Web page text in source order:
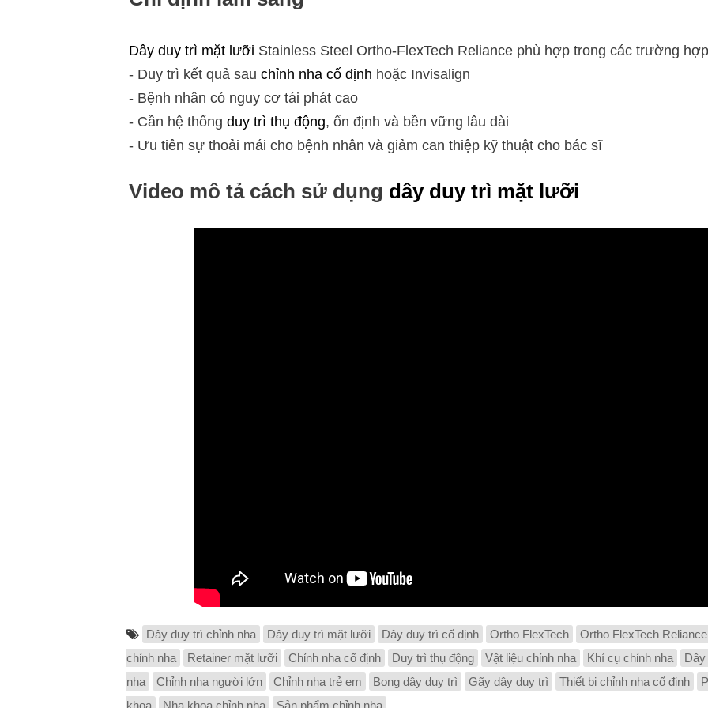
Dây duy trì mặt lưỡi Stainless Steel Ortho-FlexTech Reliance phù hợp trong các trường
- Duy trì kết quả sau chỉnh nha cố định hoặc Invisalign
- Bệnh nhân có nguy cơ tái phát cao
- Cần hệ thống duy trì thụ động, ổn định và bền vững lâu dài
- Ưu tiên sự thoải mái cho bệnh nhân và giảm can thiệp kỹ thuật cho bác sĩ
Video mô tả cách sử dụng dây duy trì mặt lưỡi
Dây duy trì chỉnh nha Dây duy trì mặt lưỡi Dây duy trì cố định Ortho FlexTech
Ortho FlexTech Reliance
chỉnh nha
Retainer mặt lưỡi Chỉnh nha cố định Duy trì thụ động Vật liệu chỉnh nha Khí cụ chỉnh nha
nha
Chỉnh nha người lớn Chỉnh nha trẻ em Bong dây duy trì Gãy dây duy trì Thiết bị chỉnh nha cố định
khoa
Nha khoa chỉnh nha Sản phẩm chỉnh nha